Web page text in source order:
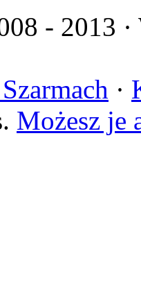
- 2013 ·
·
Możesz je